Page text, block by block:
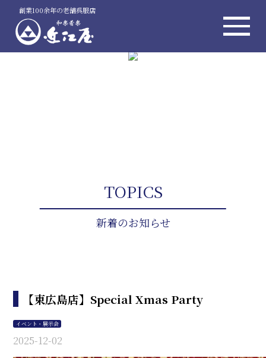
創業100余年の老舗呉服店
TOPICS
新着のお知らせ
【東広島店】Special Xmas Party
イベント・展示会
2025-12-02